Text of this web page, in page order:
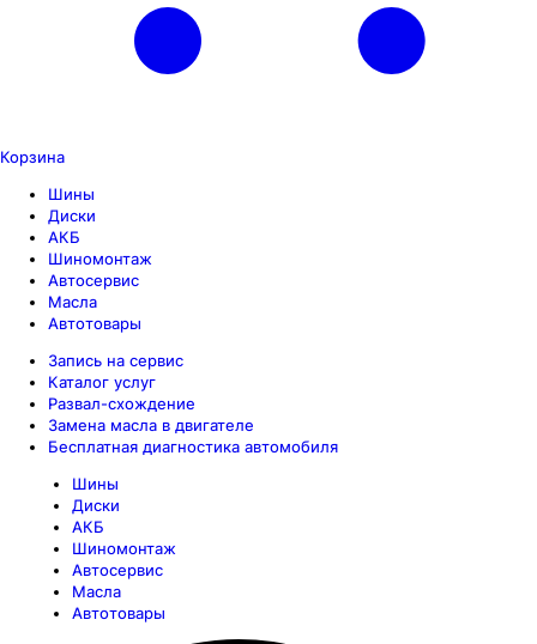
Корзина
Шины
Диски
АКБ
Шиномонтаж
Автосервис
Масла
Автотовары
Запись на сервис
Каталог услуг
Развал-схождение
Замена масла в двигателе
Бесплатная диагностика автомобиля
Шины
Диски
АКБ
Шиномонтаж
Автосервис
Масла
Автотовары